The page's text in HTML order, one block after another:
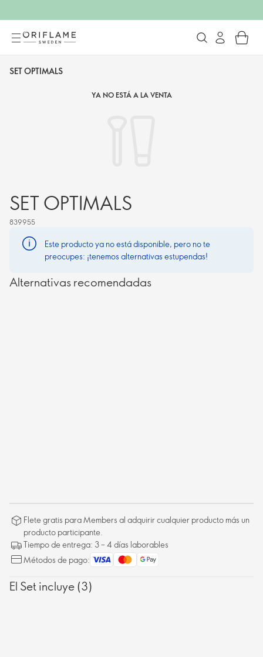
SET OPTIMALS
YA NO ESTÁ A LA VENTA
SET OPTIMALS
839955
Este producto ya no está disponible, pero no te
preocupes: ¡tenemos alternativas estupendas!
Alternativas recomendadas
Flete gratis para Members al adquirir cualquier producto más un
producto participante.
Tiempo de entrega: 3 – 4 días laborables
Métodos de pago:
El Set incluye (3)